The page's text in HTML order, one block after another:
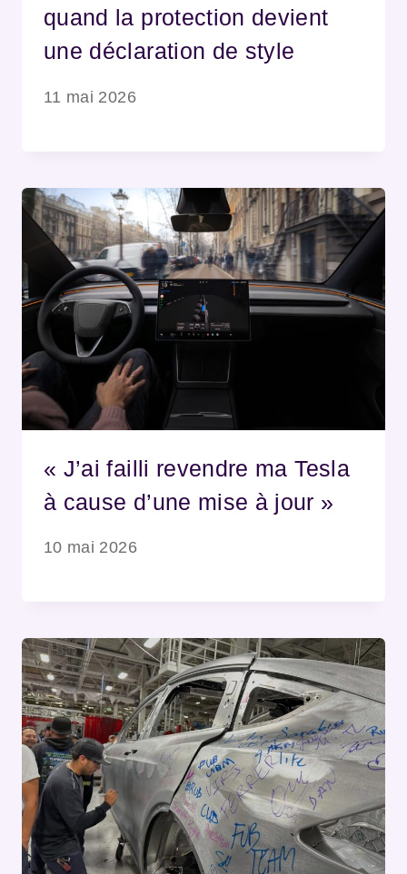
quand la protection devient
une déclaration de style
11 mai 2026
« J’ai failli revendre ma Tesla
à cause d’une mise à jour »
10 mai 2026